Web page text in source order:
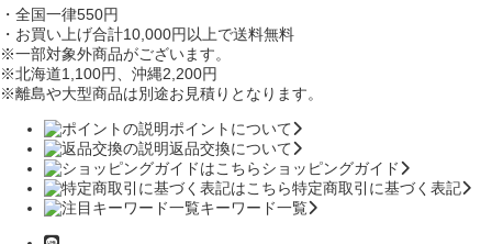
・全国一律550円
・お買い上げ合計10,000円 以上で送料無料
※一部対象外商品がございます。
※北海道1,100円
、沖縄2,200円
※離島や大型商品は別途お見積りとなります。
ポイントについて
返品交換について
ショッピングガイド
特定商取引に基づく表記
キーワード一覧